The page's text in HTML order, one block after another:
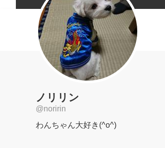
ノリリン
@noririn
わんちゃん大好き(^o^)